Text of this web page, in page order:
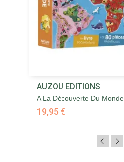
AUZOU EDITIONS
A La Découverte Du Monde
19,95 €